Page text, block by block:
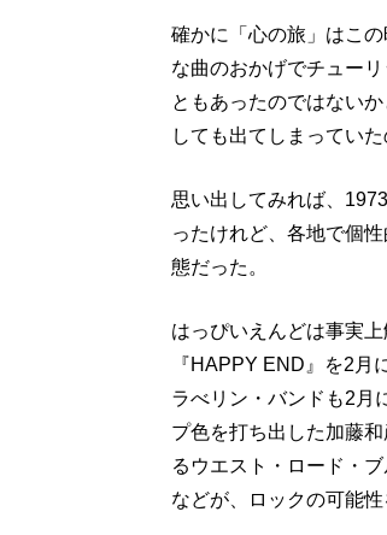
確かに「心の旅」はこ
な曲のおかげでチュー
ともあったのではない
しても出てしまってい
思い出してみれば、
ったけれど、各地で個
態だった。
はっぴいえんどは事実
『HAPPY END』を2月
ラべリン・バンドも2月
プ色を打ち出した加藤
るウエスト・ロード・
などが、ロックの可能性